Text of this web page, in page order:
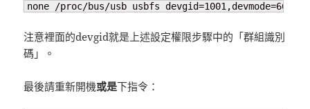
none /proc/bus/usb usbfs devgid=1001,devmode=664 0
注意裡面的devgid就是上述設定權限步驟中的「群組識別
碼」。
最後請重新開機或是下指令：